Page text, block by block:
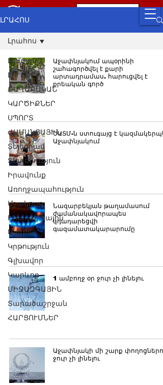
ԼՐԱՀՈՍ
Լրահոս
ԼՈՒՐԵՐ
ՔԱՂԱՔԱԿԱՆ
ԿԱՐԾԻՔՆԵՐ
ՍՊՈՐՏ
ԺԱՄԱՆՑԱՅԻՆ
Տելեգրամ
Տնտեսություն
Իրավունք
Առողջապահություն
Մշակույթ
Իրադարձային
Մամուլ
Կրթություն
Գլխավոր
Կարևոր
ՄԻՋԱԶԳԱՅԻՆ
Տարածաշրջան
ՀԱՐՑՈՒՄՆԵՐ
Լրահոս
Աջափնյակում ապօրինի
շահագործվել է քարի
արտադրամաս. հարուցվել է
քրեական գործ
ՍԱՏՄ-ն ստուգայց է
Աջափնյակում
Նազարբեկյան թաղամասում
ժամանակավորապես
կդադարեցվի
գազամատակարարումը
1 ամբողջ օր ջուր չի լինելու
Աջափնյակի մի շարք
ջուր չի լինելու